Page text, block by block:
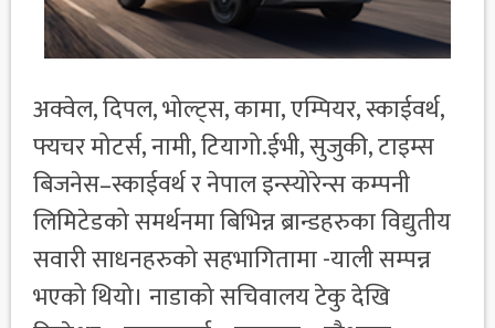
अक्वेल, दिपल, भोल्ट्स, कामा, एम्पियर, स्काईवर्थ,
फ्यचर मोटर्स, नामी, टियागो.ईभी, सुजुकी, टाइम्स
बिजनेस–स्काईवर्थ र नेपाल इन्स्योरेन्स कम्पनी
लिमिटेडको समर्थनमा बिभिन्न ब्रान्डहरुका विद्युतीय
सवारी साधनहरुको सहभागितामा -याली सम्पन्न
भएको थियो। नाडाको सचिवालय टेकु देखि